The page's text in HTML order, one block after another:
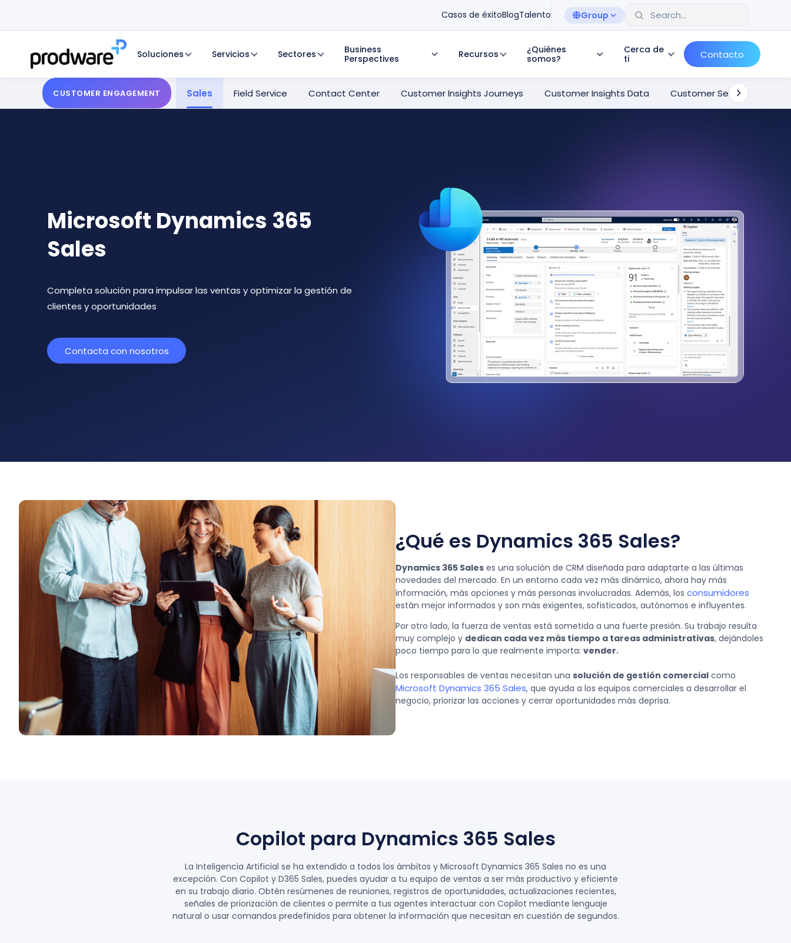
Casos de éxitoBlogTalento Group
Soluciones Servicios Sectores
Business
Perspectives
Recursos
¿Quiénes
somos?
Cerca de
ti
Contacto
CUSTOMER ENGAGEMENT Sales Field Service Contact Center Customer Insights Journeys Customer Insights Data Customer Service
Microsoft Dynamics 365
Sales
Completa solución para impulsar las ventas y optimizar la gestión de
clientes y oportunidades
Contacta con nosotros
¿Qué es Dynamics 365 Sales?
Dynamics 365 Sales es una solución de CRM diseñada para adaptarte a las últimas
novedades del mercado. En un entorno cada vez más dinámico, ahora hay más
información, más opciones y más personas involucradas. Además, los consumidores
están mejor informados y son más exigentes, sofisticados, autónomos e influyentes.
Por otro lado, la fuerza de ventas está sometida a una fuerte presión. Su trabajo resulta
muy complejo y dedican cada vez más tiempo a tareas administrativas, dejándoles
poco tiempo para lo que realmente importa: vender.
Los responsables de ventas necesitan una solución de gestión comercial como
Microsoft Dynamics 365 Sales, que ayuda a los equipos comerciales a desarrollar el
negocio, priorizar las acciones y cerrar oportunidades más deprisa.
Copilot para Dynamics 365 Sales
La Inteligencia Artificial se ha extendido a todos los ámbitos y Microsoft Dynamics 365 Sales no es una
excepción. Con Copilot y D365 Sales, puedes ayudar a tu equipo de ventas a ser más productivo y eficiente
en su trabajo diario. Obtén resúmenes de reuniones, registros de oportunidades, actualizaciones recientes,
señales de priorización de clientes o permite a tus agentes interactuar con Copilot mediante lenguaje
natural o usar comandos predefinidos para obtener la información que necesitan en cuestión de segundos.